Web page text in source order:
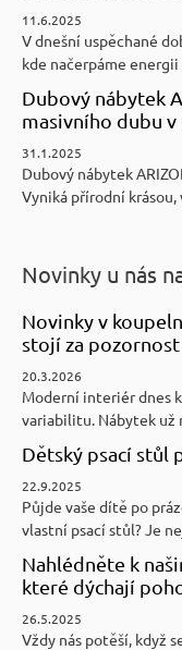
11.6.2025
V dnešní uspěchané
kde načerpáme energii
Dubový nábytek
masivního dubu
31.1.2025
Dubový nábytek
Vyniká přírodní krásou,
Novinky u nás
Novinky v
stojí za pozornost
20.3.2026
Moderní interiér dnes
variabilitu. Nábytek už
Dětský psací stůl
22.9.2025
Půjde vaše dítě po
vlastní psací stůl? Je
Nahlédněte k
které dýchají
26.5.2025
Vždy nás potěší, když